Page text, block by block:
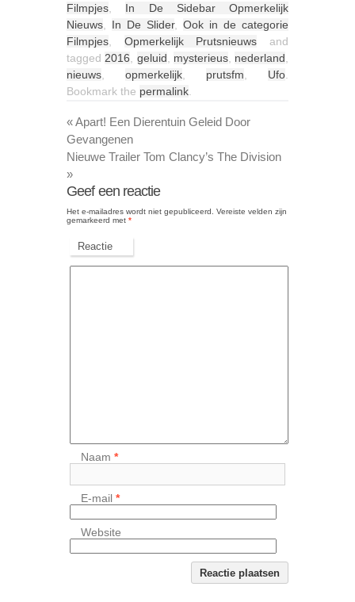
Filmpjes
In De Sidebar Opmerkelijk
Nieuws
In De Slider, Ook in de categorie
Filmpjes
Opmerkelijk Prutsnieuws and
tagged 2016 geluid mysterieus, nederland
nieuws
opmerkelijk prutsfm Ufo
Bookmark the permalink
«Apart! Een Dierentuin Geleid Door
Gevangenen
Nieuwe Trailer Tom Clancy’s The Division
»
Geef een reactie
Het e-mailadres wordt niet gepubliceerd.
Vereiste velden zijn
gemarkeerd met *
Reactie
Naam*
E-mail*
Website